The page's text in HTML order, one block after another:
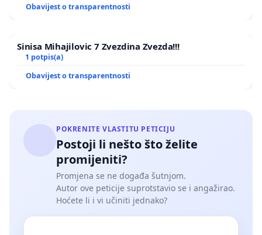
Obavijest o transparentnosti
Sinisa Mihajilovic 7 Zvezdina Zvezda!!!
1 potpis(a)
Obavijest o transparentnosti
POKRENITE VLASTITU PETICIJU
Postoji li nešto što želite
promijeniti?
Promjena se ne događa šutnjom.
Autor ove peticije suprotstavio se i angažirao.
Hoćete li i vi učiniti jednako?